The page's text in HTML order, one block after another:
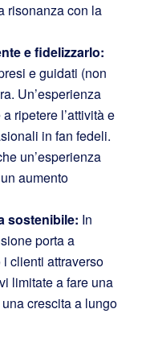
risonanza con la
e fidelizzarlo:
e guidati (non
Un’esperienza
ripetere l’attività e
in fan fedeli.
un’esperienza
aumento
sostenibile: In
porta a
clienti attraverso
limitate a fare una
crescita a lungo